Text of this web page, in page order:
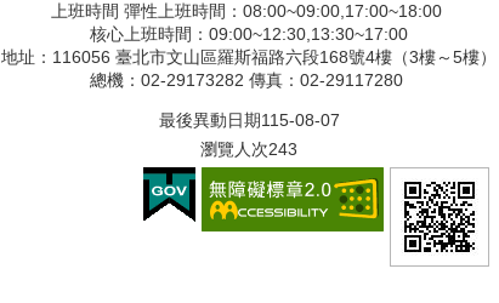
上班時間 彈性上班時間：08:00~09:00,17:00~18:00
核心上班時間：09:00~12:30,13:30~17:00
地址：116056 臺北市文山區羅斯福路六段168號4樓（3樓～5樓）
總機：02-29173282 傳真：02-29117280
最後異動日期115-08-07
瀏覽人次243